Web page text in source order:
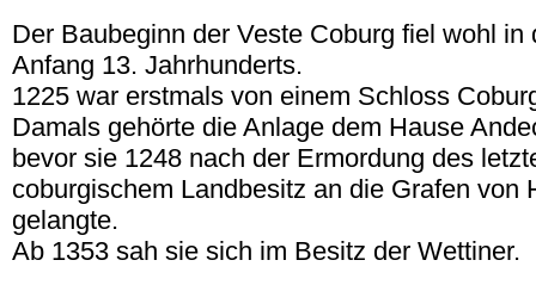
Der Baubeginn der Veste Coburg fiel wohl in
Anfang 13. Jahrhunderts.
1225 war erstmals von einem Schloss
Damals gehörte die Anlage dem Hause
bevor sie 1248 nach der Ermordung des
coburgischem Landbesitz an die Grafen von
gelangte.
Ab 1353 sah sie sich im Besitz der Wettiner.